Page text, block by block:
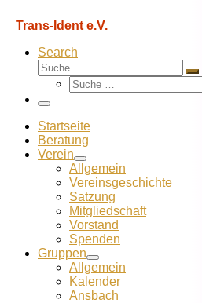
Trans-Ident e.V.
Search
Suche
Suche
Menü
Startseite
Beratung
Verein
Allgemein
Vereins­geschichte
Satzung
Mitglied­schaft
Vorstand
Spenden
Gruppen
Allgemein
Kalender
Ansbach